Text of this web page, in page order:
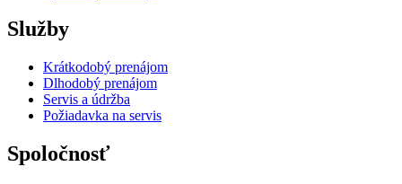
Služby
Krátkodobý prenájom
Dlhodobý prenájom
Servis a údržba
Požiadavka na servis
Spoločnosť